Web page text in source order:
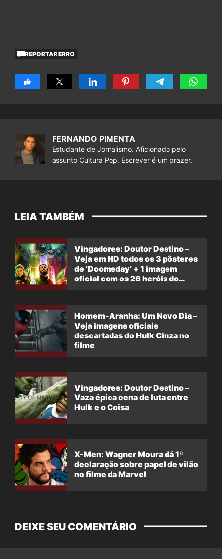
REPORTAR ERRO
FERNANDO PIMENTA
Estudante de Jornalismo. Aficionado pelo
assunto Cultura Pop. Escrever é um prazer.
LEIA TAMBÉM
Vingadores: Doutor Destino –
Veja em HD todos os 3 pôsteres
de ‘Doomsday’ + 1 imagem
oficial com os 26 heróis do
Homem-Aranha: Um Novo Dia –
Veja imagens oficiais
descartadas do Hulk Cinza no
filme
Vingadores: Doutor Destino –
Vaza épica cena de luta entre
Hulk e o Coisa
X-Men: Wagner Moura dá 1ª
declaração sobre papel de vilão
no filme da Marvel
DEIXE SEU COMENTÁRIO